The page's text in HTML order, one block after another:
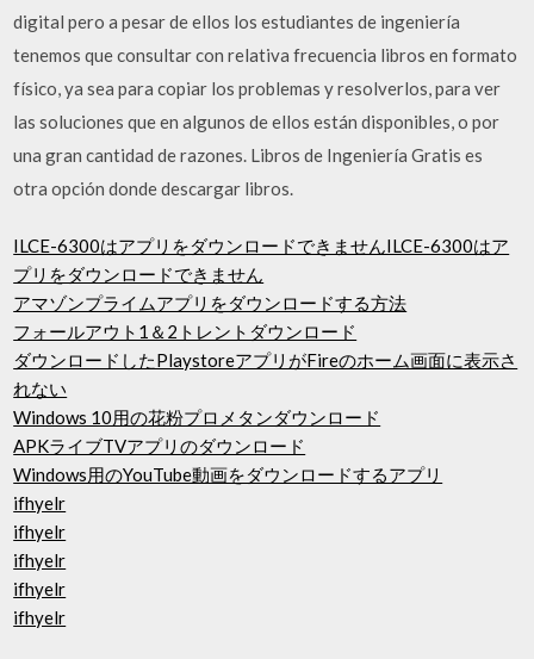
digital pero a pesar de ellos los estudiantes de ingeniería
tenemos que consultar con relativa frecuencia libros en formato
físico, ya sea para copiar los problemas y resolverlos, para ver
las soluciones que en algunos de ellos están disponibles, o por
una gran cantidad de razones. Libros de Ingeniería Gratis es
otra opción donde descargar libros.
ILCE-6300はアプリをダウンロードできませんILCE-6300はア
プリをダウンロードできません
アマゾンプライムアプリをダウンロードする方法
フォールアウト1＆2トレントダウンロード
ダウンロードしたPlaystoreアプリがFireのホーム画面に表示さ
れない
Windows 10用の花粉プロメタンダウンロード
APKライブTVアプリのダウンロード
Windows用のYouTube動画をダウンロードするアプリ
ifhyelr
ifhyelr
ifhyelr
ifhyelr
ifhyelr